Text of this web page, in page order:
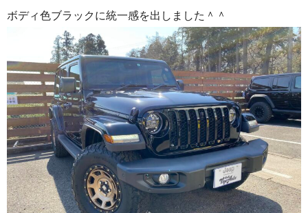
ボディ色ブラックに統一感を出しました＾＾